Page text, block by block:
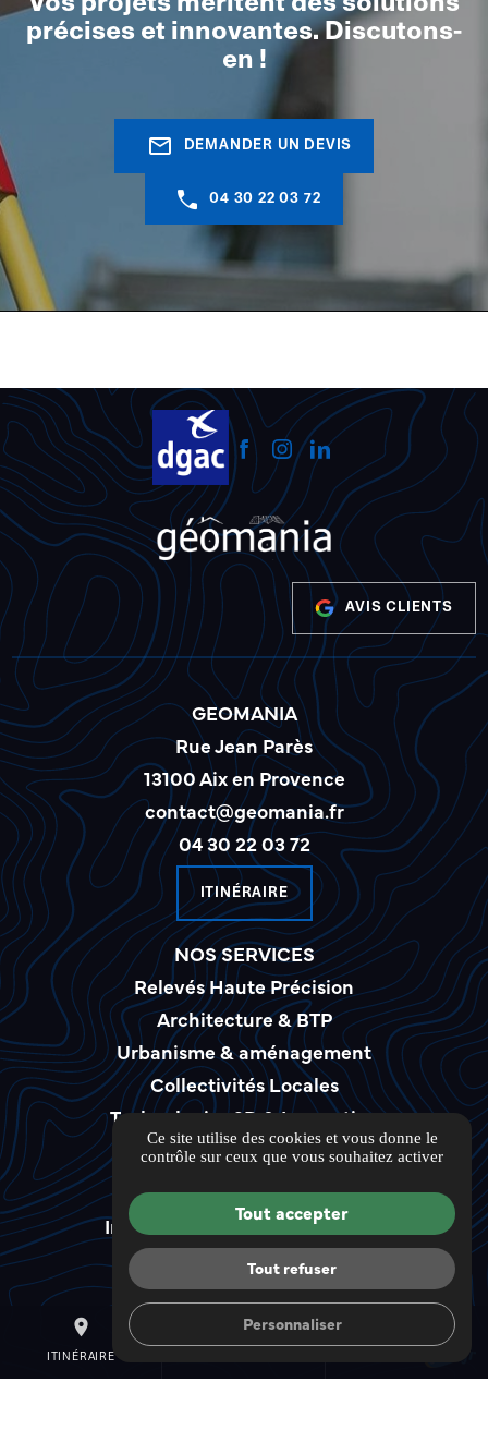
précises et innovantes. Discutons-
en !
mail_outline DEMANDER UN DEVIS
04 30 22 03 72
place
ITINÉRAIRE
mail
AVIS CLIENTS
GEOMANIA
Rue Jean Parès
13100 Aix en Provence
contact@geomania.fr
04 30 22 03 72
ITINÉRAIRE
NOS SERVICES
Relevés Haute Précision
Architecture & BTP
Urbanisme & aménagement
Collectivités Locales
Technologies 3D & Innovation
LIENS UTILES
Guide local
Informations complémentaires
Mentions légales
Politique de confidentialité
Gestion des cookies
Ce site utilise des cookies et vous donne le
contrôle sur ceux que vous souhaitez activer
Tout accepter
Tout refuser
Personnaliser